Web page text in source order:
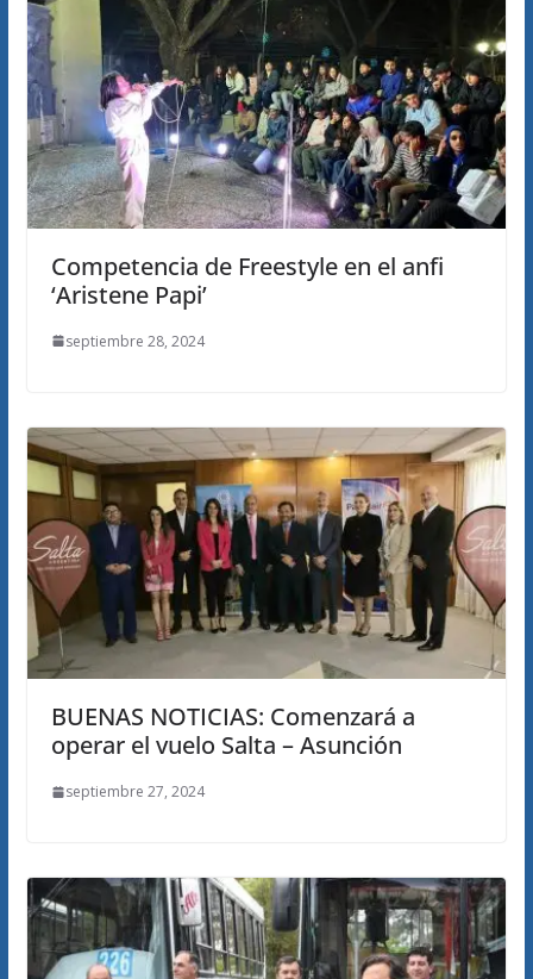
Competencia de Freestyle en el anfi
‘Aristene Papi’
septiembre 28, 2024
BUENAS NOTICIAS: Comenzará a
operar el vuelo Salta – Asunción
septiembre 27, 2024